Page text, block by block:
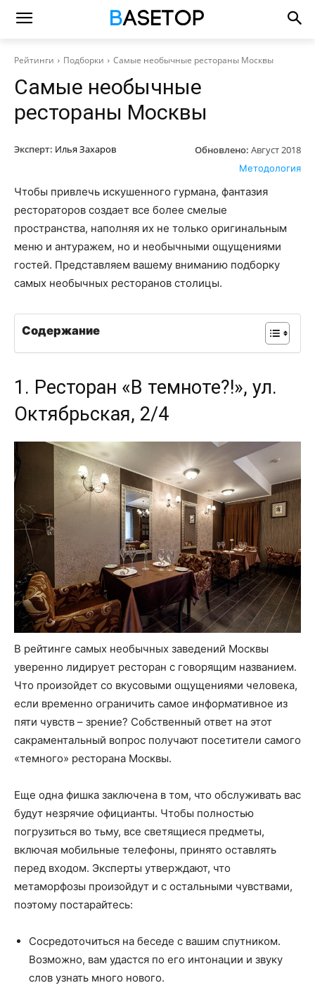
Рейтинги Подборки Самые необычные рестораны Москвы
Самые необычные
рестораны Москвы
Эксперт: Илья Захаров Обновлено: Август 2018
Методология
Чтобы привлечь искушенного гурмана, фантазия
рестораторов создает все более смелые
пространства, наполняя их не только оригинальным
меню и антуражем, но и необычными ощущениями
гостей. Представляем вашему вниманию подборку
самых необычных ресторанов столицы.
Содержание
1. Ресторан «В темноте?!», ул.
Октябрьская, 2/4
В рейтинге самых необычных заведений Москвы
уверенно лидирует ресторан с говорящим названием.
Что произойдет со вкусовыми ощущениями человека,
если временно ограничить самое информативное из
пяти чувств – зрение? Собственный ответ на этот
сакраментальный вопрос получают посетители самого
«темного» ресторана Москвы.
Еще одна фишка заключена в том, что обслуживать вас
будут незрячие официанты. Чтобы полностью
погрузиться во тьму, все светящиеся предметы,
включая мобильные телефоны, принято оставлять
перед входом. Эксперты утверждают, что
метаморфозы произойдут и с остальными чувствами,
поэтому постарайтесь:
Сосредоточиться на беседе с вашим спутником.
Возможно, вам удастся по его интонации и звуку
слов узнать много нового.